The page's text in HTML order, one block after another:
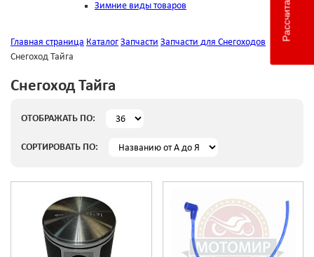
Зимние виды товаров
Главная страница Каталог Запчасти Запчасти для Снегоходов
Снегоход Тайга
Снегоход Тайга
ОТОБРАЖАТЬ ПО:
СОРТИРОВАТЬ ПО: